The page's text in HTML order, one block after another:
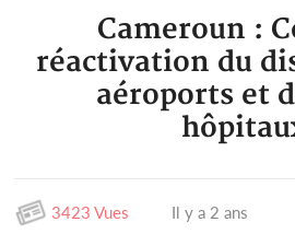
Cameroun :
réactivation du
aéroports et
3423 Vues Il y a 2 ans